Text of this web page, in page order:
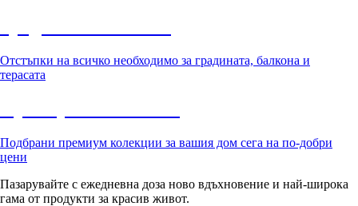
Отстъпки на всичко необходимо за градината, балкона и
терасата
Подбрани премиум колекции за вашия дом сега на по-добри
цени
Пазарувайте с ежедневна доза ново вдъхновение и най-широка
гама от продукти за красив живот.